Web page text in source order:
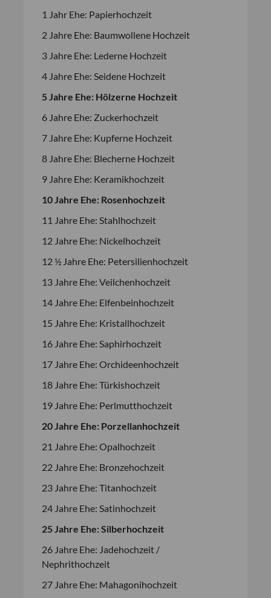
1 Jahr Ehe: Papierhochzeit
2 Jahre Ehe: Baumwollene Hochzeit
3 Jahre Ehe: Lederne Hochzeit
4 Jahre Ehe: Seidene Hochzeit
5 Jahre Ehe: Hölzerne Hochzeit
6 Jahre Ehe: Zuckerhochzeit
7 Jahre Ehe: Kupferne Hochzeit
8 Jahre Ehe: Blecherne Hochzeit
9 Jahre Ehe: Keramikhochzeit
10 Jahre Ehe: Rosenhochzeit
11 Jahre Ehe: Stahlhochzeit
12 Jahre Ehe: Nickelhochzeit
12 ½ Jahre Ehe: Petersilienhochzeit
13 Jahre Ehe: Veilchenhochzeit
14 Jahre Ehe: Elfenbeinhochzeit
15 Jahre Ehe: Kristallhochzeit
16 Jahre Ehe: Saphirhochzeit
17 Jahre Ehe: Orchideenhochzeit
18 Jahre Ehe: Türkishochzeit
19 Jahre Ehe: Perlmutthochzeit
20 Jahre Ehe: Porzellanhochzeit
21 Jahre Ehe: Opalhochzeit
22 Jahre Ehe: Bronzehochzeit
23 Jahre Ehe: Titanhochzeit
24 Jahre Ehe: Satinhochzeit
25 Jahre Ehe: Silberhochzeit
26 Jahre Ehe: Jadehochzeit /
Nephrithochzeit
27 Jahre Ehe: Mahagonihochzeit